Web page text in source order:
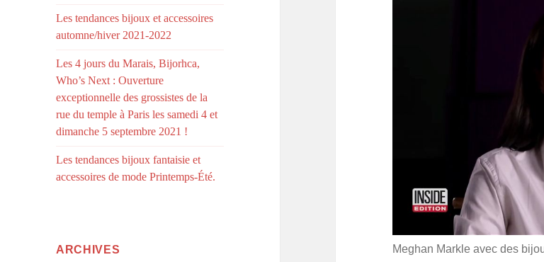
Les tendances bijoux et accessoires
automne/hiver 2021-2022
Les 4 jours du Marais, Bijorhca,
Who’s Next : Ouverture
exceptionnelle des grossistes de la
rue du temple à Paris les samedi 4 et
dimanche 5 septembre 2021 !
Les tendances bijoux fantaisie et
accessoires de mode Printemps-Été.
ARCHIVES Meghan Markle avec des